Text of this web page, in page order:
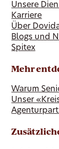
Unsere
Karriere
Über
Blogs und
Spitex
Mehr
Warum
Unser